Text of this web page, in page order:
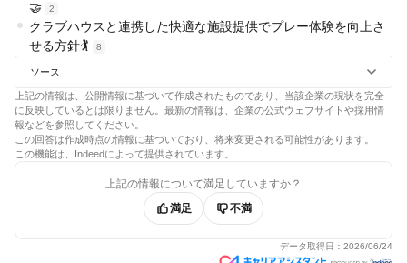
🤝
2
クラブハウスと連携した快適な施設提供でプレー体験を向上さ
せる方針🏌️
8
ソース
上記の情報は、公開情報に基づいて作成されたものであり、当該企業の現状を完全
に反映しているとは限りません。最新の情報は、企業の公式ウェブサイトや採用情
報などを参照してください。
この回答は作成時点の情報に基づいており、将来変更される可能性があります。
この機能は、Indeedによって提供されています。
上記の情報について満足していますか？
満足
不満
データ取得日： 2026/06/24